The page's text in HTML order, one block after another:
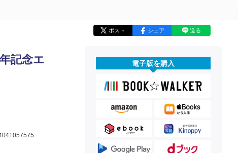
ポスト シェア 送る
記念エ
電子版を購入